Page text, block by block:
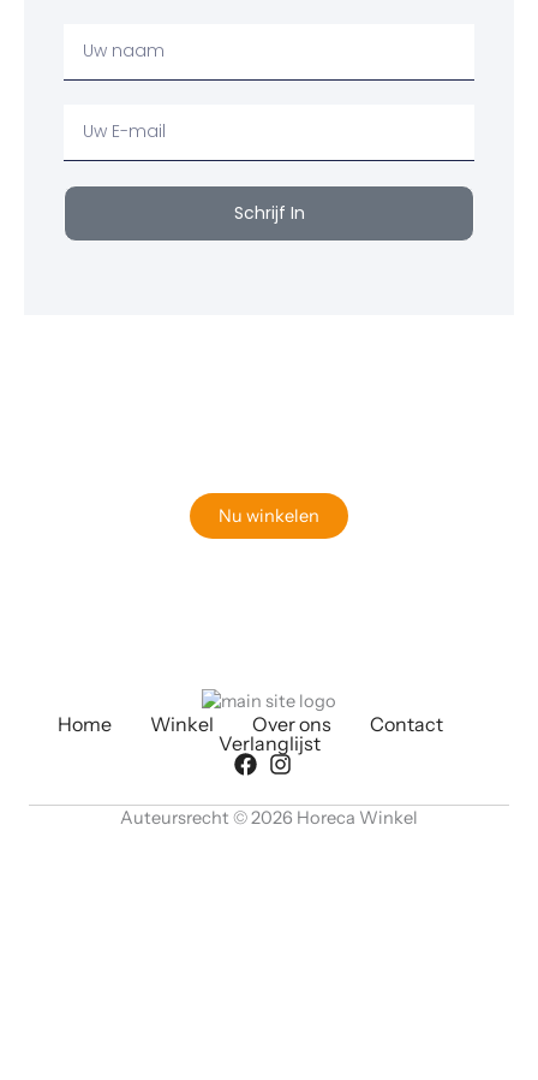
Naam
email
Schrijf In
Nu winkelen
Home Winkel Over ons
Contact
Verlanglijst
Auteursrecht © 2026 Horeca Winkel